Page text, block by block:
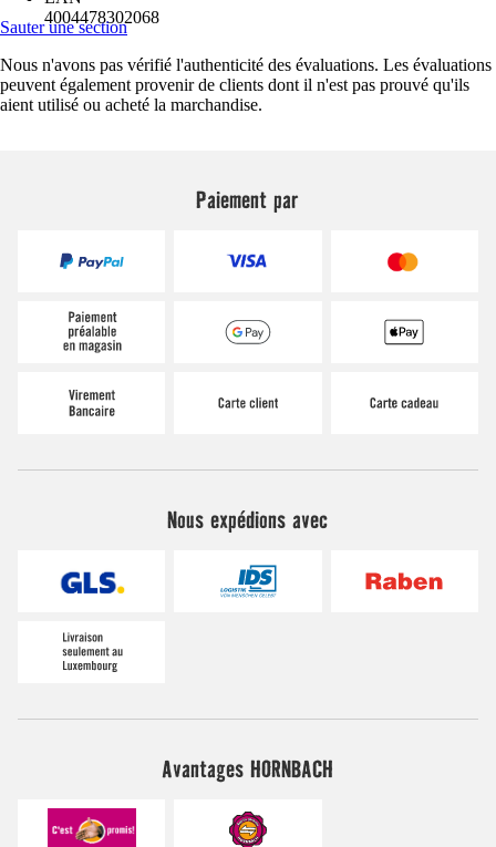
4004478302068
Sauter une section
Nous n'avons pas vérifié l'authenticité des évaluations. Les évaluations
peuvent également provenir de clients dont il n'est pas prouvé qu'ils
aient utilisé ou acheté la marchandise.
Paiement par
Nous expédions avec
Avantages HORNBACH